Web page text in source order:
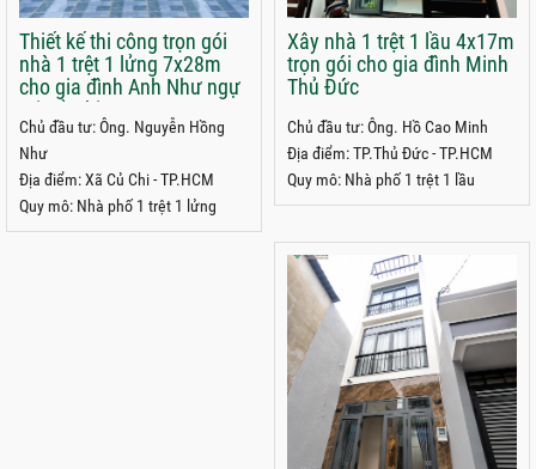
Thiết kế thi công trọn gói
nhà 1 trệt 1 lửng 7x28m
cho gia đình Anh Như ngự
tại Củ Chi
Chủ đầu tư: Ông. Nguyễn Hồng
Như
Địa điểm: Xã Củ Chi - TP.HCM
Quy mô: Nhà phố 1 trệt 1 lửng
Xây nhà 1 trệt 1 lầu 4x17m
trọn gói cho gia đình Minh
Thủ Đức
Chủ đầu tư: Ông. Hồ Cao Minh
Địa điểm: TP.Thủ Đức - TP.HCM
Quy mô: Nhà phố 1 trệt 1 lầu